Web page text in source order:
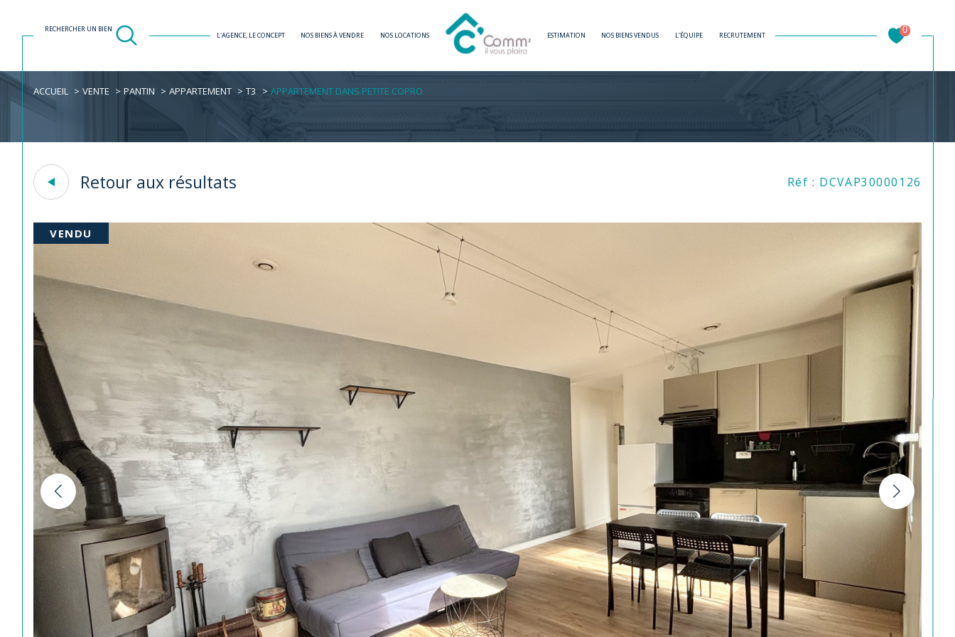
L'AGENCE, LE CONCEPT NOS BIENS À VENDRE NOS LOCATIONS ESTIMATION NOS BIENS VENDUS L'ÉQUIPE RECRUTEMENT
RECHERCHER UN BIEN 0
Voir les0annonces
ACCUEIL VENTE PANTIN APPARTEMENT T3 APPARTEMENT DANS PETITE COPRO
Retour aux résultats Réf : DCVAP30000126
VENDU